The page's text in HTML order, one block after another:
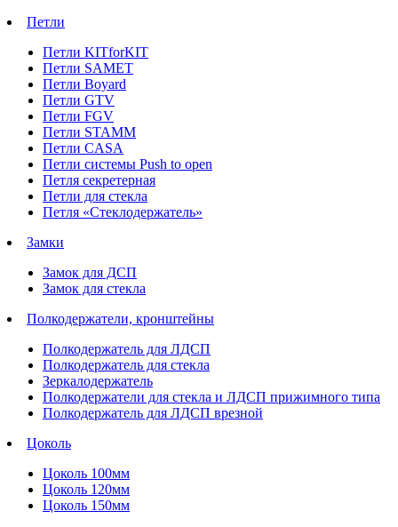
Петли
Петли KITforKIT
Петли SAMET
Петли Boyard
Петли GTV
Петли FGV
Петли STAMM
Петли CASA
Петли системы Push to open
Петля секретерная
Петли для стекла
Петля «Стеклодержатель»
Замки
Замок для ДСП
Замок для стекла
Полкодержатели, кронштейны
Полкодержатель для ЛДСП
Полкодержатель для стекла
Зеркалодержатель
Полкодержатели для стекла и ЛДСП прижимного типа
Полкодержатель для ЛДСП врезной
Цоколь
Цоколь 100мм
Цоколь 120мм
Цоколь 150мм